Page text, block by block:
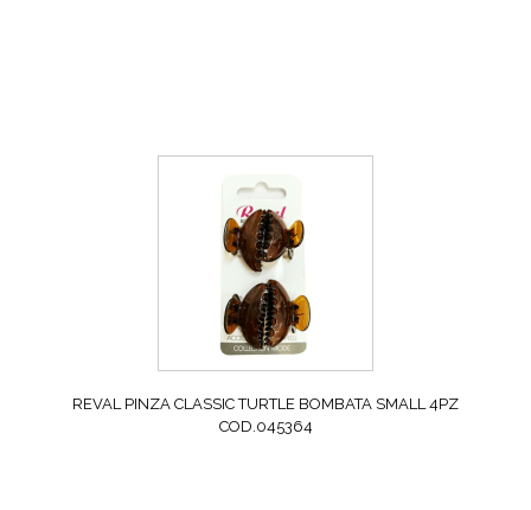
REVAL PINZA CLASSIC TURTLE BOMBATA SMALL 4PZ
COD.045364